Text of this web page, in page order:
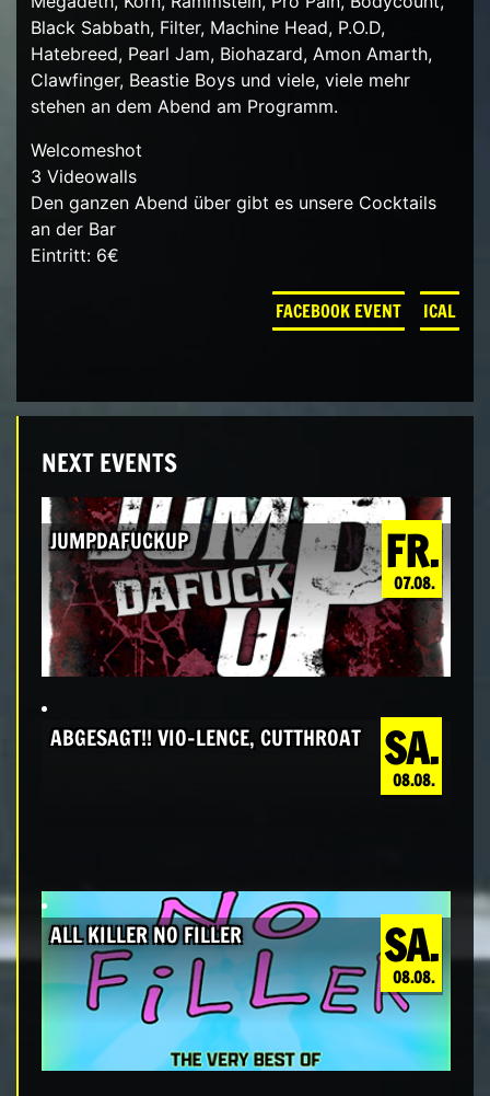
Black Sabbath, Filter, Machine Head, P.O.D,
Hatebreed, Pearl Jam, Biohazard, Amon Amarth,
Clawfinger, Beastie Boys und viele, viele mehr
stehen an dem Abend am Programm.
Welcomeshot
3 Videowalls
Den ganzen Abend über gibt es unsere Cocktails
an der Bar
Eintritt: 6€
FACEBOOK EVENT ICAL
NEXT EVENTS
FR.
07.08.
JUMPDAFUCKUP
SA.
08.08.
ABGESAGT!! VIO-LENCE, CUTTHROAT
SA.
08.08.
ALL KILLER NO FILLER